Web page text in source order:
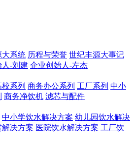
大系统 历程与荣誉 世纪丰源大事记
-刘建 企业创始人-左杰
校系列 商务办公系列 工厂系列 中小
商务净饮机 滤芯与配件
中小学饮水解决方案 幼儿园饮水解决
决方案 医院饮水解决方案 工厂饮